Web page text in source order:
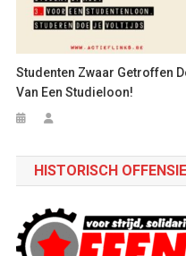
Studenten Zwaar Getroffen
Van Een Studieloon!
HISTORISCH